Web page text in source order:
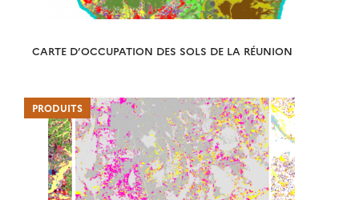
CARTE D’OCCUPATION DES SOLS DE LA RÉUNION
PRODUITS